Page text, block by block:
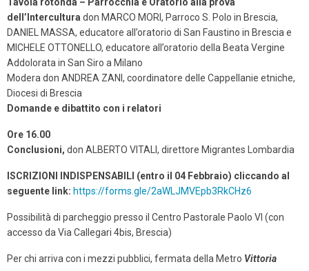
Tavola rotonda – Parrocchia e Oratorio alla prova
dell’Intercultura don MARCO MORI, Parroco S. Polo in Brescia,
DANIEL MASSA, educatore all’oratorio di San Faustino in Brescia e
MICHELE OTTONELLO, educatore all’oratorio della Beata Vergine
Addolorata in San Siro a Milano
Modera don ANDREA ZANI, coordinatore delle Cappellanie etniche,
Diocesi di Brescia
Domande e dibattito con i relatori
Ore 16.00
Conclusioni, don ALBERTO VITALI, direttore Migrantes Lombardia
ISCRIZIONI INDISPENSABILI (entro il 04 Febbraio) cliccando al
seguente link: https://forms.gle/2aWLJMVEpb3RkCHz6
Possibilità di parcheggio presso il Centro Pastorale Paolo VI (con
accesso da Via Callegari 4bis, Brescia)
Per chi arriva con i mezzi pubblici, fermata della Metro Vittoria